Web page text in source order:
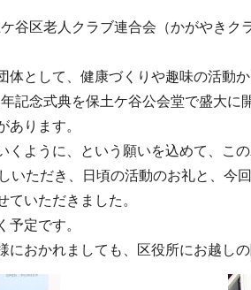
区老人クラブ連合会（かがやきク
として、健康づくりや趣味の活動
記念式典を保土ケ谷公会堂で盛大に
ります。
ように、という願いを込めて、この
ただき、日頃の活動のお礼と、今
いただきました。
定です。
おかれましても、区役所にお越し